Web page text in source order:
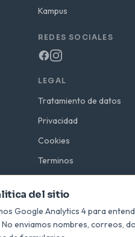
Kampus
REDES SOCIALES
LEGAL
Tratamiento de datos
Privacidad
Cookies
Terminos
Preferencias de analitica
del sitio
Google Analytics 4 para
enviamos nombres, correos,